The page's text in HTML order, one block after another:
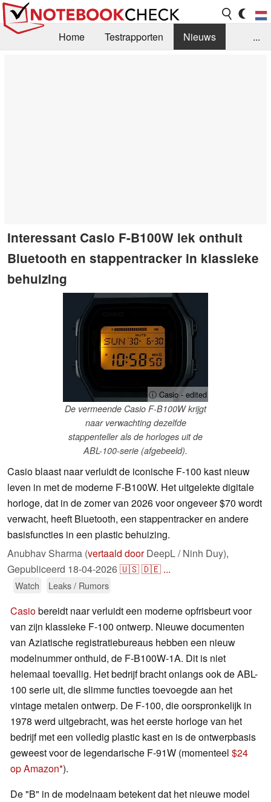
Home Testrapporten
Nieuws
...
Interessant Casio F-B100W lek onthult
Bluetooth en stappentracker in klassieke
behuizing
ⓘ Casio - edited
De vermeende Casio F-B100W krijgt
naar verwachting dezelfde
stappenteller als de horloges uit de
ABL-100-serie (afgebeeld).
Casio blaast naar verluidt de iconische F-100 kast nieuw
leven in met de moderne F-B100W. Het uitgelekte digitale
horloge, dat in de zomer van 2026 voor ongeveer $70 wordt
verwacht, heeft Bluetooth, een stappentracker en andere
basisfuncties in een plastic behuizing.
Anubhav Sharma (vertaald doorDeepL / Ninh Duy),
Gepubliceerd 18-04-2026🇺🇸🇩🇪 ...
Watch Leaks / Rumors
Casiobereidt naar verluidt een moderne opfrisbeurt voor
van zijn klassieke F-100 ontwerp. Nieuwe documenten
van Aziatische registratiebureaus hebben een nieuw
modelnummer onthuld, de F-B100W-1A. Dit is niet
helemaal toevallig. Het bedrijf bracht onlangs ook de ABL-
100 serie uit, die slimme functies toevoegde aan het
vintage metalen ontwerp. De F-100, die oorspronkelijk in
1978 werd uitgebracht, was het eerste horloge van het
bedrijf met een volledig plastic kast en is de ontwerpbasis
geweest voor de legendarische F-91W (momenteel $24
op Amazon ).
De "B" in de modelnaam betekent dat het nieuwe model